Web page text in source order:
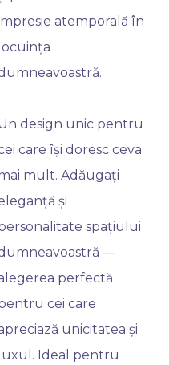
atemporală în
locuința
design unic pentru
care își doresc ceva
mult. Adăugați
și
spațiului
—
perfectă
cei care
unicitatea și
luxul. Ideal pentru